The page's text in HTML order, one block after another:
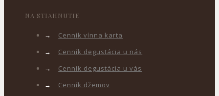
NA STIAHNUTIE
→
Cenník vínna karta
→
Cenník degustácia u nás
→
Cenník degustácia u vás
→
Cenník džemov